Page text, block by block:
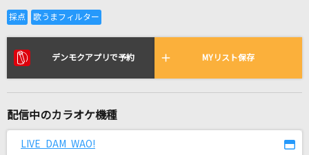
リアルタイムで歌われている曲の一覧
[生音]地上の星
デンモクアプリで予約 MYリスト保存
配信中のカラオケ機種
LIVE DAM WAO!